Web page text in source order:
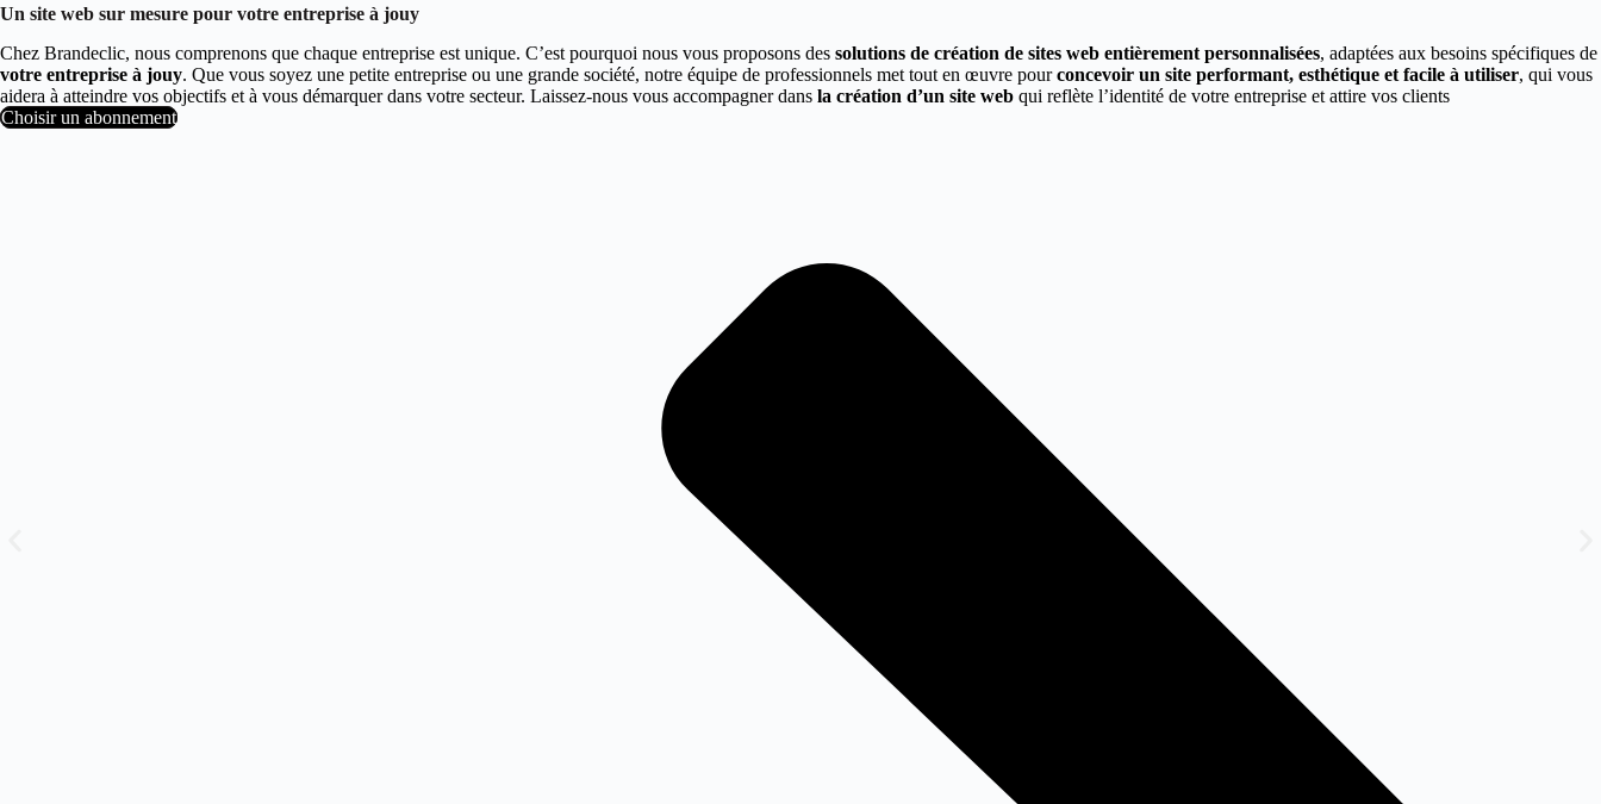
Un site web sur mesure pour votre entreprise à jouy
Chez Brandeclic, nous comprenons que chaque entreprise est unique. C’est pourquoi nous vous proposons des solutions de création de sites web entièrement personnalisées, adaptées aux besoins spécifiques de
votre entreprise à jouy. Que vous soyez une petite entreprise ou une grande société, notre équipe de professionnels met tout en œuvre pourconcevoir un site performant, esthétique et facile à utiliser, qui vous
aidera à atteindre vos objectifs et à vous démarquer dans votre secteur. Laissez-nous vous accompagner dans la création d’un site web qui reflète l’identité de votre entreprise et attire vos clients
Choisir un abonnement